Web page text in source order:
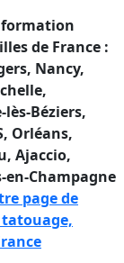
formation
de France :
Nancy,
Béziers,
Orléans,
Ajaccio,
en-Champagne
page de